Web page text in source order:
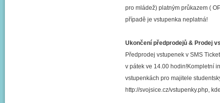
pro mládež) platným průkazem (
případě je vstupenka neplatná!
Ukončení předprodejů & Prodej
Předprodej vstupenek v SMS
v pátek ve 14.00 hodin!Kompletní
vstupenkách pro majitele
http://svojsice.cz/vstupenky.php,